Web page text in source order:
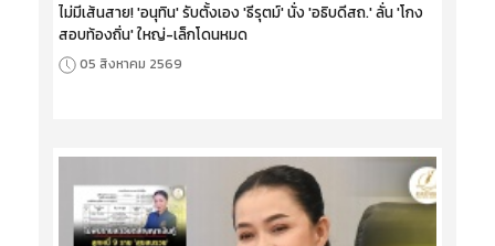
ไม่มีเส้นสาย! 'อนุทิน' รับตั้งเอง 'ธีรุตม์' นั่ง 'อธิบดีสถ.' ลั่น 'โกง
สอบท้องถิ่น' ใหญ่-เล็กโดนหมด
05 สิงหาคม 2569